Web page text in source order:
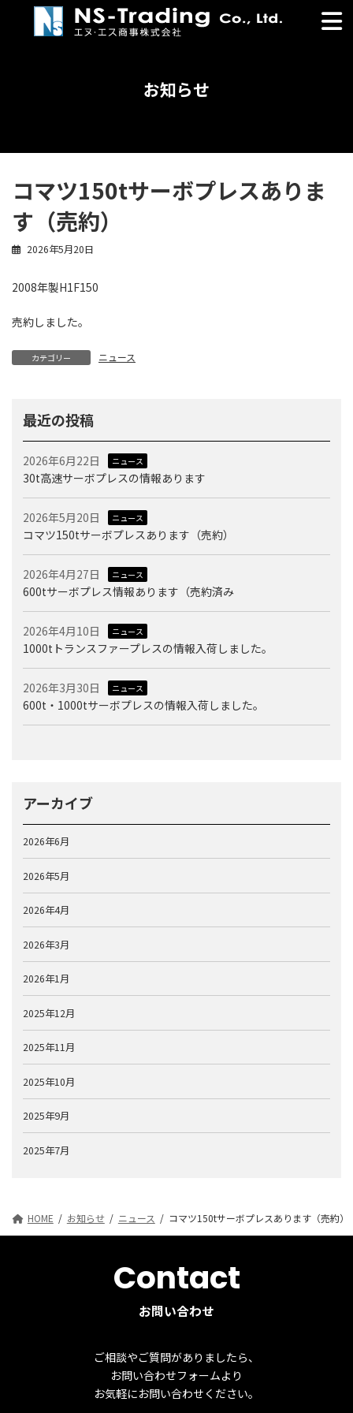
プ
動
お知らせ
コマツ150tサーボプレスありま
す（売約）
2026年5月20日
2008年製H1F150
売約しました。
カテゴリー ニュース
最近の投稿
2026年6月22日 ニュース
30t高速サーボプレスの情報あります
2026年5月20日 ニュース
コマツ150tサーボプレスあります（売約）
2026年4月27日 ニュース
600tサーボプレス情報あります（売約済み
2026年4月10日 ニュース
1000tトランスファープレスの情報入荷しました。
2026年3月30日 ニュース
600t・1000tサーボプレスの情報入荷しました。
アーカイブ
2026年6月
2026年5月
2026年4月
2026年3月
2026年1月
2025年12月
2025年11月
2025年10月
2025年9月
2025年7月
HOME お知らせ ニュース コマツ150tサーボプレスあります（売約）
お問い合わせ
Contact
ご相談やご質問がありましたら、
お問い合わせフォームより
お気軽にお問い合わせください。